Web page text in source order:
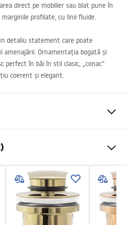
direct pe mobilier sau blat pune în
marginile profilate, cu linii fluide.
detaliu statement care poate
amenajării. Ornamentația bogată și
perfect în băi în stil clasic, „conac”
coerent și elegant.
Cupru, Bronz antic
Mat
540mm
380mm